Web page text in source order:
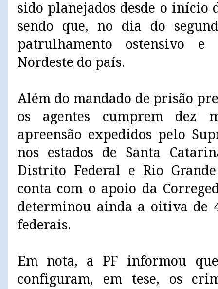
sido planejados desde o início
sendo que, no dia do
patrulhamento ostensivo
Nordeste do país.
Além do mandado de prisão
os agentes cumprem dez
apreensão expedidos pelo
nos estados de Santa
Distrito Federal e Rio
conta com o apoio da
determinou ainda a oitiva de
federais.
Em nota, a PF informou
configuram, em tese, os